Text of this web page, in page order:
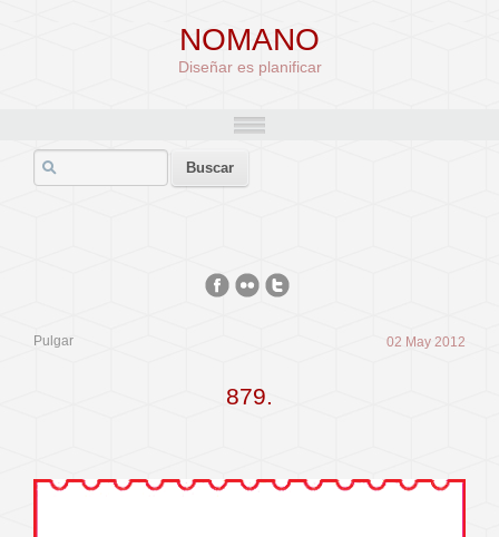
NOMANO
Diseñar es planificar
Pulgar 02 May 2012
879.